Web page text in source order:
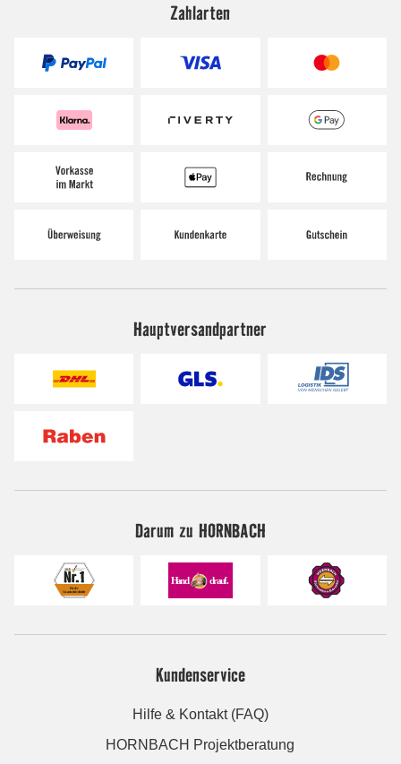
Zahlarten
Hauptversandpartner
Darum zu HORNBACH
Kundenservice
Hilfe & Kontakt (FAQ)
HORNBACH Projektberatung